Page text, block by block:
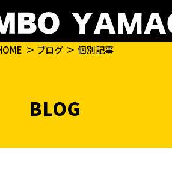
ブログ 個別記事
BLOG